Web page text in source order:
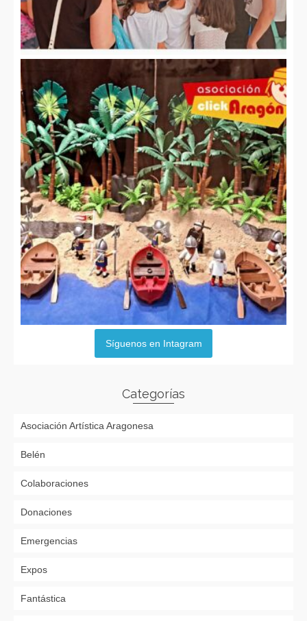
Síguenos en Intagram
Categorías
Asociación Artística Aragonesa
Belén
Colaboraciones
Donaciones
Emergencias
Expos
Fantástica